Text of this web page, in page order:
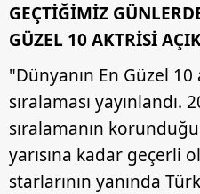
GEÇTİĞİMİZ
GÜZEL 10 AKTRİSİ
"Dünyanın En Güzel
sıralaması yayınlandı.
sıralamanın korunduğu
yarısına kadar geçerli
starlarının yanında